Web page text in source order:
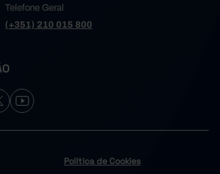
Telefone Geral
(+351) 210 015 800
Política de Cookies